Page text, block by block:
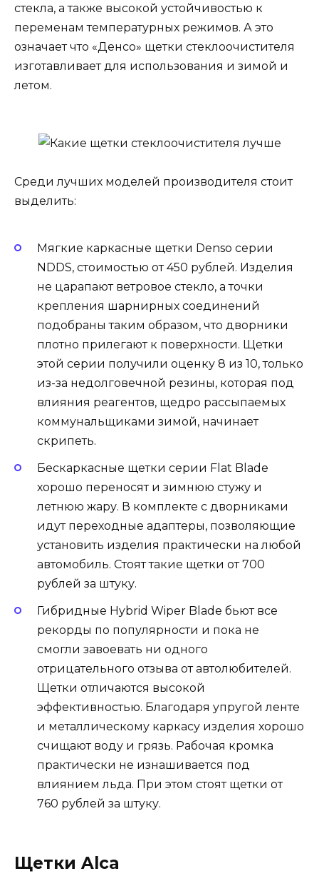
стекла, а также высокой устойчивостью к
переменам температурных режимов. А это
означает что «Денсо» щетки стеклоочистителя
изготавливает для использования и зимой и
летом.
Среди лучших моделей производителя стоит
выделить:
Мягкие каркасные щетки Denso серии
NDDS, стоимостью от 450 рублей. Изделия
не царапают ветровое стекло, а точки
крепления шарнирных соединений
подобраны таким образом, что дворники
плотно прилегают к поверхности. Щетки
этой серии получили оценку 8 из 10, только
из-за недолговечной резины, которая под
влияния реагентов, щедро рассыпаемых
коммунальщиками зимой, начинает
скрипеть.
Бескаркасные щетки серии Flat Blade
хорошо переносят и зимнюю стужу и
летнюю жару. В комплекте с дворниками
идут переходные адаптеры, позволяющие
установить изделия практически на любой
автомобиль. Стоят такие щетки от 700
рублей за штуку.
Гибридные Hybrid Wiper Blade бьют все
рекорды по популярности и пока не
смогли завоевать ни одного
отрицательного отзыва от автолюбителей.
Щетки отличаются высокой
эффективностью. Благодаря упругой ленте
и металлическому каркасу изделия хорошо
счищают воду и грязь. Рабочая кромка
практически не изнашивается под
влиянием льда. При этом стоят щетки от
760 рублей за штуку.
Щетки Alca